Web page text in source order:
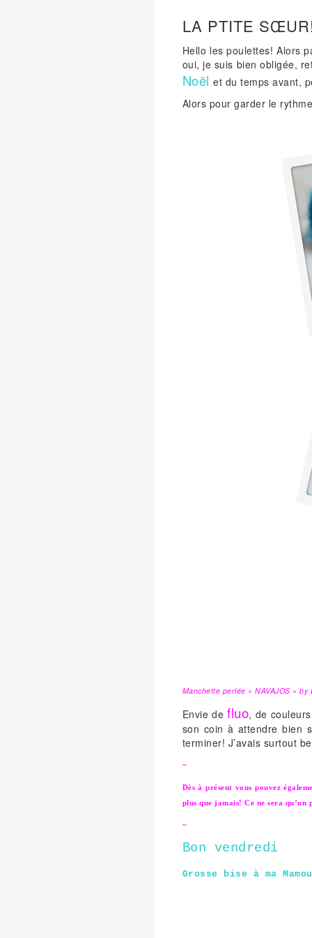
LA PTITE
Hello les poulettes! Alors
oui, je suis bien obligée,
Noëlet du temps avant,
Alors pour garder le
Manchette perlée « NAVAJOS »
Envie defluo, de
son coin à attendre bien
terminer! J’avais surtout
~
Dès à présent vous pouvez
plus que jamais! Ce ne sera
~
Bon vendredi
Grosse bise à ma